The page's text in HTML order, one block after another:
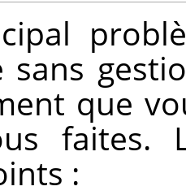
sans
que
faites.
: